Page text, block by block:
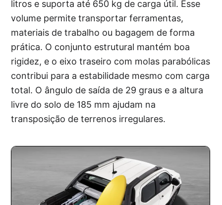
litros e suporta até 650 kg de carga útil. Esse
volume permite transportar ferramentas,
materiais de trabalho ou bagagem de forma
prática. O conjunto estrutural mantém boa
rigidez, e o eixo traseiro com molas parabólicas
contribui para a estabilidade mesmo com carga
total. O ângulo de saída de 29 graus e a altura
livre do solo de 185 mm ajudam na
transposição de terrenos irregulares.